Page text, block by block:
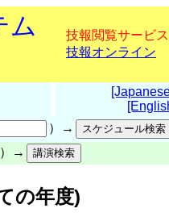
ム
技報閲覧サービス
技報オンライン
）→
）→
の年度)